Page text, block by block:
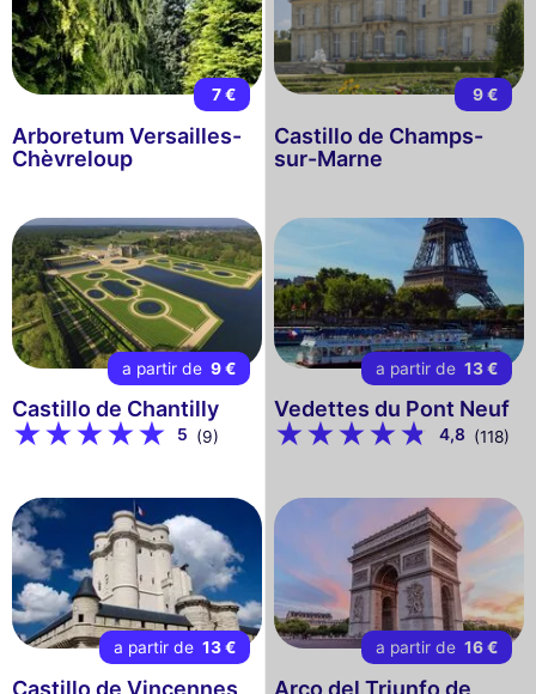
7 €
Arboretum Versailles-
Chèvreloup
9 €
Castillo de Champs-
sur-Marne
a partir de 9 €
Castillo de Chantilly
5 (9)
a partir de 13 €
Vedettes du Pont Neuf
4,8 (118)
a partir de 13 €
Castillo de Vincennes
a partir de 16 €
Arco del Triunfo de